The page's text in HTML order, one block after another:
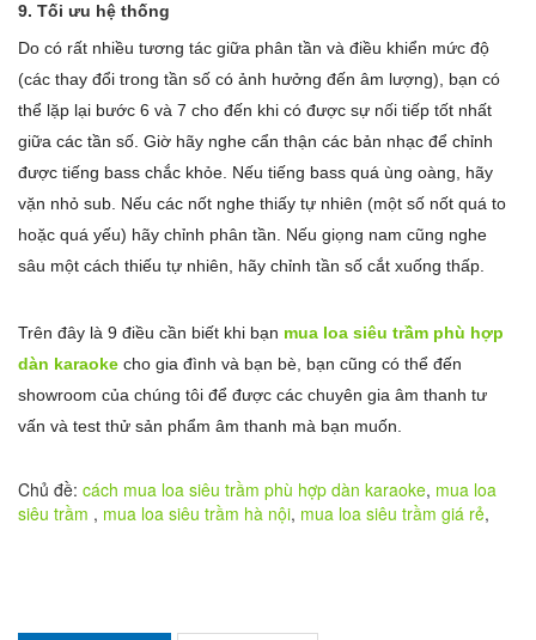
9. Tối ưu hệ thống
Do có rất nhiều tương tác giữa phân tần và điều khiển mức độ
(các thay đổi trong tần số có ảnh hưởng đến âm lượng), bạn có
thể lặp lại bước 6 và 7 cho đến khi có được sự nối tiếp tốt nhất
giữa các tần số. Giờ hãy nghe cẩn thận các bản nhạc để chỉnh
được tiếng bass chắc khỏe. Nếu tiếng bass quá ùng oàng, hãy
vặn nhỏ sub. Nếu các nốt nghe thiấy tự nhiên (một số nốt quá to
hoặc quá yếu) hãy chỉnh phân tần. Nếu giọng nam cũng nghe
sâu một cách thiếu tự nhiên, hãy chỉnh tần số cắt xuống thấp.
Trên đây là 9 điều cần biết khi bạn mua loa siêu trầm phù hợp
dàn karaoke cho gia đình và bạn bè, bạn cũng có thể đến
showroom của chúng tôi để được các chuyên gia âm thanh tư
vấn và test thử sản phẩm âm thanh mà bạn muốn.
Chủ đề: cách mua loa siêu trầm phù hợp dàn karaoke, mua loa
siêu trầm , mua loa siêu trầm hà nội, mua loa siêu trầm giá rẻ,